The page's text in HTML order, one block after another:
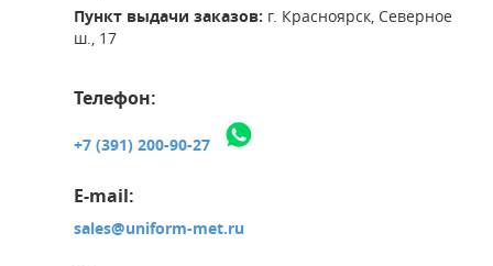
Пункт выдачи заказов: г. Красноярск, Северное
ш., 17
Телефон:
+7 (391) 200-90-27
E-mail:
sales@uniform-met.ru